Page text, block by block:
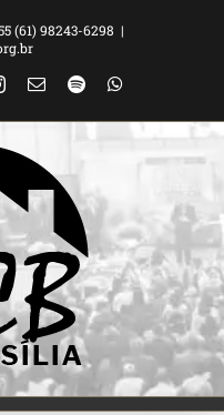
(61) 98243-6298 |
Instagram
EmailSpotify